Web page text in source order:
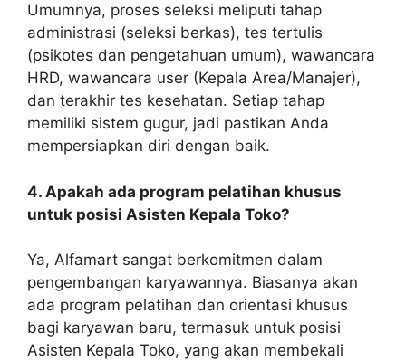
Umumnya, proses seleksi meliputi tahap
administrasi (seleksi berkas), tes tertulis
(psikotes dan pengetahuan umum), wawancara
HRD, wawancara user (Kepala Area/Manajer),
dan terakhir tes kesehatan. Setiap tahap
memiliki sistem gugur, jadi pastikan Anda
mempersiapkan diri dengan baik.
4. Apakah ada program pelatihan khusus
untuk posisi Asisten Kepala Toko?
Ya, Alfamart sangat berkomitmen dalam
pengembangan karyawannya. Biasanya akan
ada program pelatihan dan orientasi khusus
bagi karyawan baru, termasuk untuk posisi
Asisten Kepala Toko, yang akan membekali